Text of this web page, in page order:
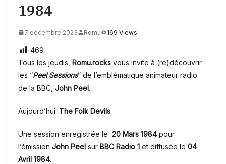
1984
7 décembre 2023 Romu 169 Views
469
Tous les jeudis, Romu.rocks vous invite à (re)découvrir
les “Peel Sessions” de l’emblématique animateur radio
de la BBC, John Peel.
Aujourd’hui: The Folk Devils.
Une session enregistrée le 20 Mars 1984 pour
l’émission John Peel sur BBC Radio 1 et diffusée le 04
Avril 1984.